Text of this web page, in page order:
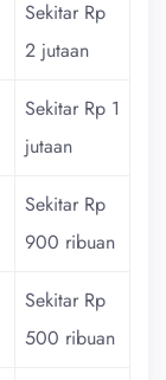
Sekitar Rp
2 jutaan
Sekitar Rp 1
jutaan
Sekitar Rp
900 ribuan
Sekitar Rp
500 ribuan